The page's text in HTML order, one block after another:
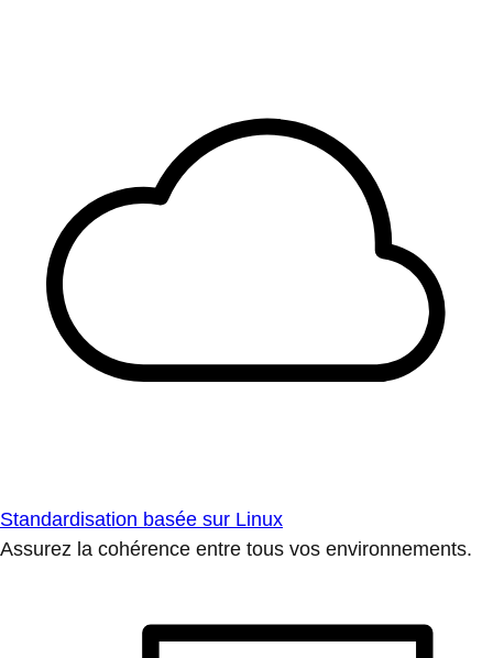
Standardisation basée sur Linux
Assurez la cohérence entre tous vos environnements.